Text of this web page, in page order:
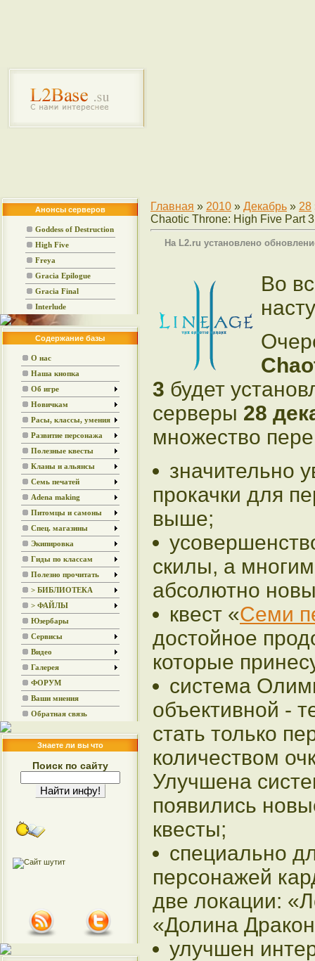
Анонсы серверов
Goddess of Destruction
High Five
Freya
Gracia Epilogue
Gracia Final
Interlude
Содержание базы
О нас
Наша кнопка
Об игре
Новичкам
Расы, классы, умения
Развитие персонажа
Полезные квесты
Кланы и альянсы
Семь печатей
Adena making
Питомцы и самоны
Спец. магазины
Экипировка
Гиды по классам
Полезно прочитать
> БИБЛИОТЕКА
> ФАЙЛЫ
Юзербары
Сервисы
Видео
Галерея
ФОРУМ
Ваши мнения
Обратная связь
Знаете ли вы что
Поиск по сайту
Главная » 2010 » Декабрь » 28
Chaotic Throne: High Five Part 3
На L2.ru установлено
Во
3 будет
серверы 28
множество
значительно
прокачки для
выше;
скилы, а
абсолютно
квест «Семи
достойное
которые
система
объективной -
стать только
количеством
Улучшена
появились
квесты;
специально
персонажей
две локации:
«Долина
улучшен